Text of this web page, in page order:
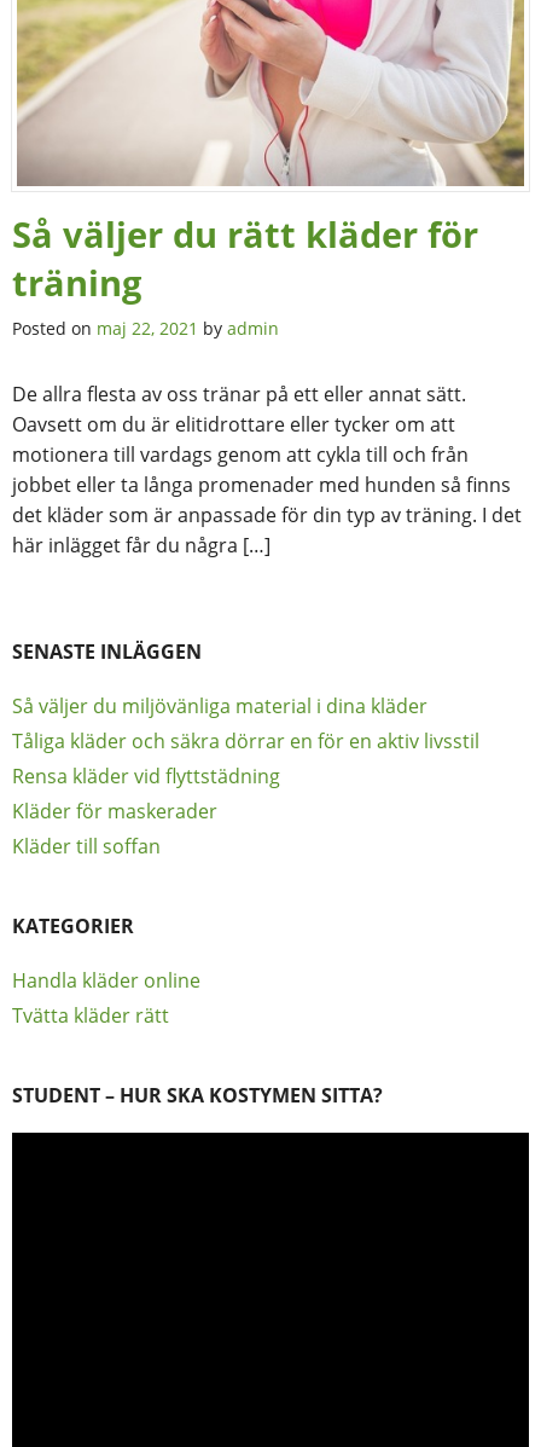
Så väljer du rätt kläder för
träning
Posted on maj 22, 2021 by admin
De allra flesta av oss tränar på ett eller annat sätt.
Oavsett om du är elitidrottare eller tycker om att
motionera till vardags genom att cykla till och från
jobbet eller ta långa promenader med hunden så finns
det kläder som är anpassade för din typ av träning. I det
här inlägget får du några […]
SENASTE INLÄGGEN
Så väljer du miljövänliga material i dina kläder
Tåliga kläder och säkra dörrar en för en aktiv livsstil
Rensa kläder vid flyttstädning
Kläder för maskerader
Kläder till soffan
KATEGORIER
Handla kläder online
Tvätta kläder rätt
STUDENT – HUR SKA KOSTYMEN SITTA?